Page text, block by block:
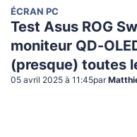
ÉCRAN PC
Test Asus ROG
moniteur QD-
(presque) toutes
05 avril 2025 à 11:45par